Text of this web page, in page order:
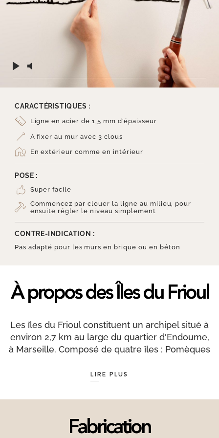
CARACTÉRISTIQUES :
Ligne en acier de 1,5 mm d’épaisseur
A fixer au mur avec 3 clous
En extérieur comme en intérieur
POSE :
Super facile
Commencez par clouer la ligne au milieu, pour
ensuite régler le niveau simplement
CONTRE-INDICATION :
Pas adapté pour les murs en brique ou en béton
À propos des Îles du Frioul
Les îles du Frioul constituent un archipel situé à
environ 2,7 km au large du quartier d'Endoume,
à Marseille. Composé de quatre îles : Pomèques
Frioul et If, sur laquelle est bâtie l'ancienne
abrité Edmond Dantès, le héros du Comte de
son nom du mot provençal Frieu, qui désigne un
passage maritime. Un service de vedettes relie
LIRE PLUS
Fabrication